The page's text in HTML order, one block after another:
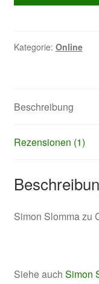
Kategorie: Online
Beschreibung
Rezensionen (1)
Simon Slomma zu
Siehe auch Simon